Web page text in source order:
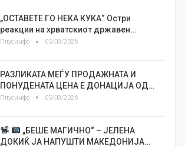
„ОСТАВЕТЕ ГО НЕКА КУКА“ Остри
реакции на хрватскиот државен…
Плусинфо 05/08/2026
РАЗЛИКАТА МЕЃУ ПРОДАЖНАТА И
ПОНУДЕНАТА ЦЕНА Е ДОНАЦИЈА ОД…
Плусинфо 05/08/2026
„БЕШЕ МАГИЧНО“ – ЈЕЛЕНА
ДОКИЌ ЈА НАПУШТИ МАКЕДОНИЈА…